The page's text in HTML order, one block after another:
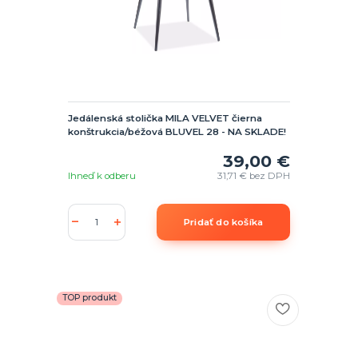
Jedálenská stolička MILA VELVET čierna
konštrukcia/béžová BLUVEL 28 - NA SKLADE!
39,00 €
31,71 € bez DPH
Ihneď k odberu
Pridať do košíka
TOP produkt